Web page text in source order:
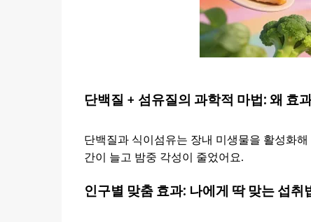
단백질 + 섬유질의 과학적 마법: 왜 효
단백질과 식이섬유는 장내 미생물을 활성화
간이 늘고 밤중 각성이 줄었어요.
인구별 맞춤 효과: 나에게 딱 맞는 섭취